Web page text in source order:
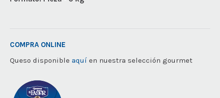
COMPRA ONLINE
Queso disponible aquí en nuestra selección gourmet